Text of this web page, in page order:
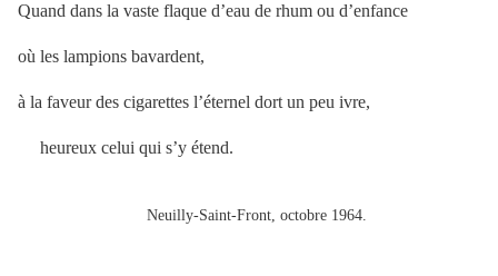
Quand dans la vaste flaque d’eau de rhum ou d’enfance
où les lampions bavardent,
à la faveur des cigarettes l’éternel dort un peu ivre,
heureux celui qui s’y étend.
Neuilly-Saint-Front, octobre 1964.